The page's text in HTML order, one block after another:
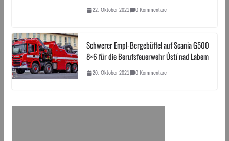
22. Oktober 2021 0 Kommentare
Schwerer Empl-Bergebüffel auf Scania G500
8×6 für die Berufsfeuerwehr Ústí nad Labem
20. Oktober 2021 0 Kommentare